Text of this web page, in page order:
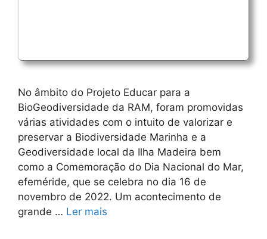
No âmbito do Projeto Educar para a
BioGeodiversidade da RAM, foram promovidas
várias atividades com o intuito de valorizar e
preservar a Biodiversidade Marinha e a
Geodiversidade local da Ilha Madeira bem
como a Comemoração do Dia Nacional do Mar,
efeméride, que se celebra no dia 16 de
novembro de 2022. Um acontecimento de
grande … Ler mais